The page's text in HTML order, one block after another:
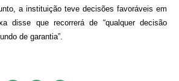
a instituição teve decisões favoráveis em
disse que recorrerá de “qualquer decisão
de garantia”.